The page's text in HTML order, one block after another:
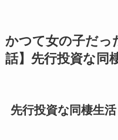
かつて女の子だっ
話】先行投資な同
先行投資な同棲生活